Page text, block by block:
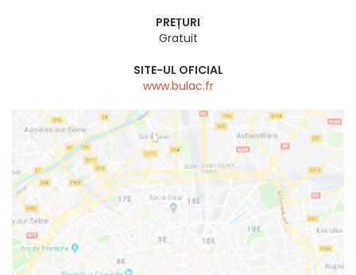
PREȚURI
Gratuit
SITE-UL OFICIAL
www.bulac.fr